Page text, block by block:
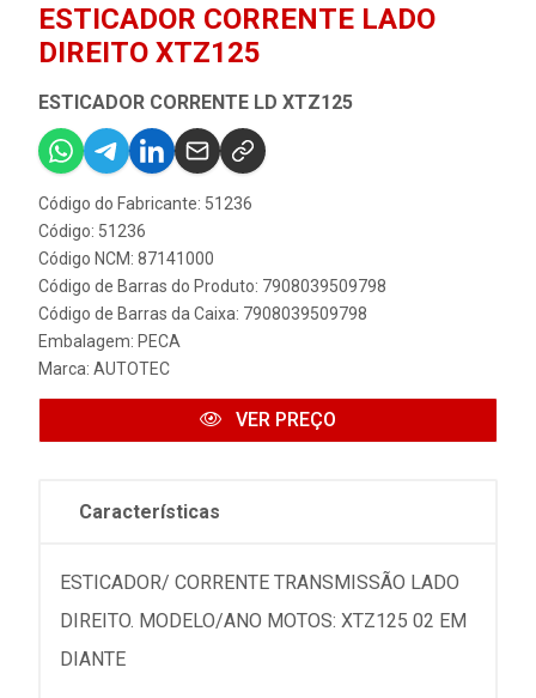
ESTICADOR CORRENTE LADO
DIREITO XTZ125
ESTICADOR CORRENTE LD XTZ125
Código do Fabricante: 51236
Código: 51236
Código NCM: 87141000
Código de Barras do Produto: 7908039509798
Código de Barras da Caixa: 7908039509798
Embalagem: PECA
Marca: AUTOTEC
VER PREÇO
Características
ESTICADOR/ CORRENTE TRANSMISSÃO LADO
DIREITO. MODELO/ANO MOTOS: XTZ125 02 EM
DIANTE